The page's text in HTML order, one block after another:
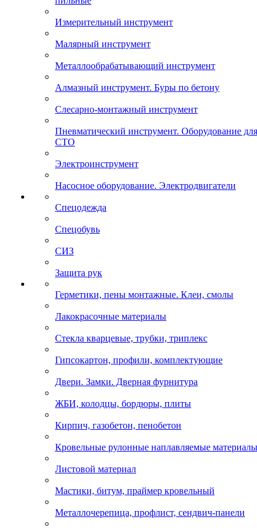
Измерительный инструмент
Малярный инструмент
Металлообрабатывающий инструмент
Алмазный инструмент. Буры по бетону
Слесарно-монтажный инструмент
Пневматический инструмент. Оборудование для
СТО
Электроинструмент
Насосное оборудование. Электродвигатели
Спецодежда
Спецобувь
СИЗ
Защита рук
Герметики, пены монтажные. Клеи, смолы
Лакокрасочные материалы
Стекла кварцевые, трубки, триплекс
Гипсокартон, профили, комплектующие
Двери. Замки. Дверная фурнитура
ЖБИ, колодцы, бордюры, плиты
Кирпич, газобетон, пенобетон
Кровельные рулонные наплавляемые материалы
Листовой материал
Мастики, битум, праймер кровельный
Металлочерепица, профлист, сендвич-панели